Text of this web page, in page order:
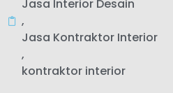
Jasa Interior Desain
,
Jasa Kontraktor Interior
,
kontraktor interior